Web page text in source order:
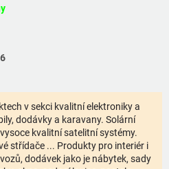
v sekci kvalitní elektroniky a
dodávky a karavany. Solární
kvalitní satelitní systémy.
střídače ... Produkty pro interiér i
dodávek jako je nábytek, sady